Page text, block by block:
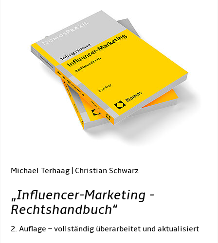
Michael Terhaag | Christian Schwarz
„Influencer-Marketing -
Rechtshandbuch“
2. Auflage – vollständig überarbeitet und aktualisiert